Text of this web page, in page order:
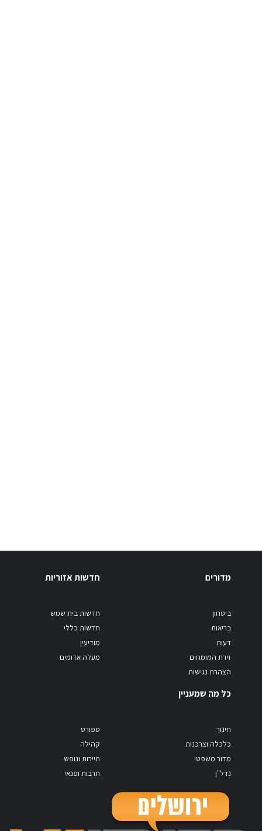
מדורים
ביטחון
בריאות
דעות
זירת המומחים
הצהרת נגישות
חדשות אזוריות
חדשות בית שמש
חדשות כללי
מודיעין
מעלה אדומים
כל מה שמעניין
חינוך
כלכלה וצרכנות
מדור משפטי
נדל"ן
ספורט
קהילה
תיירות ונופש
תרבות ופנאי